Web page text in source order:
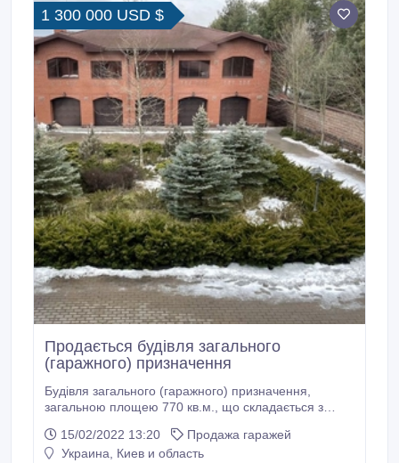
1 300 000 USD $
Продається будівля загального
(гаражного) призначення
Будівля загального (гаражного) призначення,
загальною площею 770 кв.м., що складається з
використання призначених для побутових та інших
потреб, пов'язаних із зберіганням особистого
15/02/2022 13:20
Продажа гаражей
Украина, Киев и область